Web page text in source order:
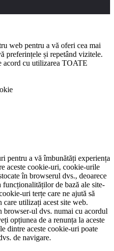
web pentru a vă oferi cea mai
preferințele și repetând vizitele.
acord cu utilizarea TOATE
pentru a vă îmbunătăți experiența
aceste cookie-uri, cookie-urile
în browserul dvs., deoarece
funcționalităților de bază ale site-
uri terțe care ne ajută să
care utilizați acest site web.
ul dvs. numai cu acordul
opțiunea de a renunța la aceste
dintre aceste cookie-uri poate
de navigare.